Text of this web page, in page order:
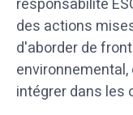
responsabilité
des actions
d'aborder de
intégrer dans les